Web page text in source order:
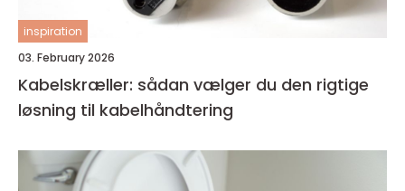
inspiration
03. February 2026
Kabelskræller: sådan vælger du den rigtige
løsning til kabelhåndtering